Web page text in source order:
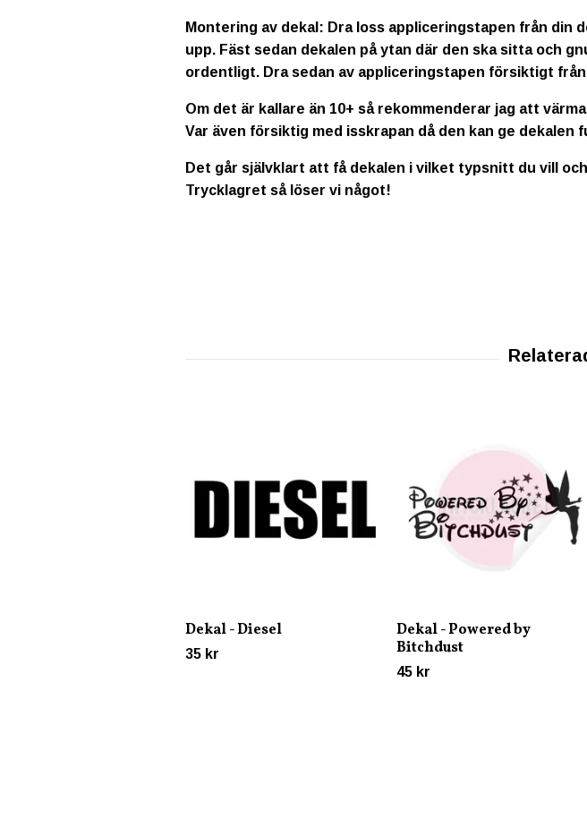
Montering av dekal: Dra loss appliceringstapen från din
upp. Fäst sedan dekalen på ytan där den ska sitta och
ordentligt. Dra sedan av appliceringstapen försiktigt
Om det är kallare än 10+ så rekommenderar jag att
Var även försiktig med isskrapan då den kan ge
Det går självklart att få dekalen i vilket typsnitt du vill
Trycklagret så löser vi något!
Dekal - Diesel
35 kr
Dekal - Powered by
Bitchdust
45 kr